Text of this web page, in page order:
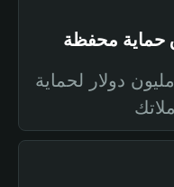
صندوق حماية بقيمة 300 مليون دولار لحماية